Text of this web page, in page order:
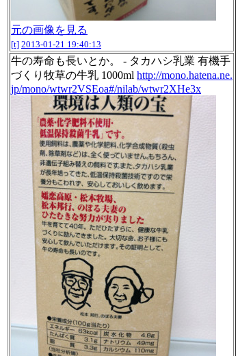
元の画像を見る
[t] 2013-01-21 19:40:13
牛の寿命も長いとか。 - タカハシ乳業 有機手
づくり牧草の牛乳 1000ml http://mono.hatena.ne.
jp/mono/wtwr2VSEoa#/nilab/wtwr2XHe3x